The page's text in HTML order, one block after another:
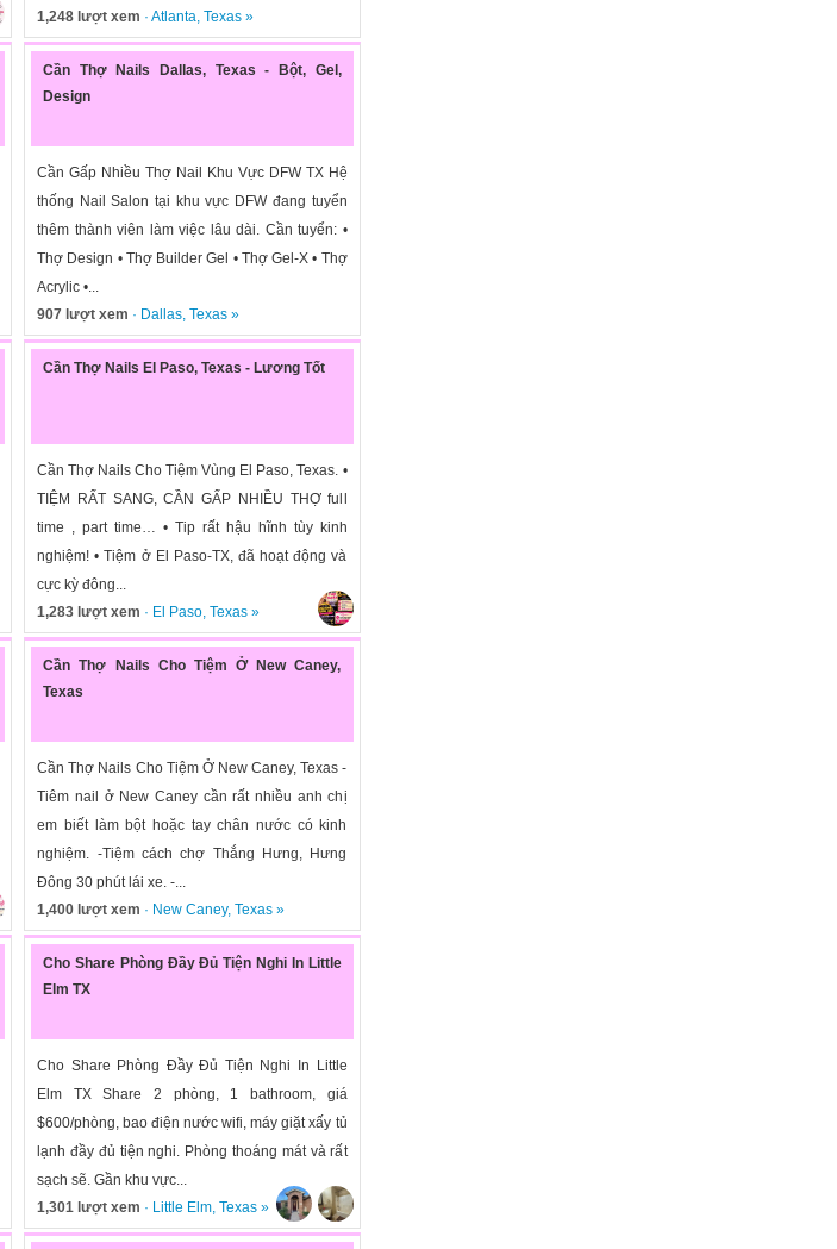
1,248 lượt xem ·Atlanta,Texas »
Cần Thợ Nails Dallas, Texas - Bột, Gel,
Design
Cần Gấp Nhiều Thợ Nail Khu Vực DFW TX Hệ
thống Nail Salon tại khu vực DFW đang tuyển
thêm thành viên làm việc lâu dài. Cần tuyển: •
Thợ Design • Thợ Builder Gel • Thợ Gel-X • Thợ
Acrylic •...
907 lượt xem · Dallas,Texas »
Cần Thợ Nails El Paso, Texas - Lương Tốt
Cần Thợ Nails Cho Tiệm Vùng El Paso, Texas. •
TIỆM RẤT SANG, CẦN GẤP NHIỀU THỢ full
time , part time… • Tip rất hậu hĩnh tùy kinh
nghiệm! • Tiệm ở El Paso-TX, đã hoạt động và
cực kỳ đông...
1,283 lượt xem · El Paso,Texas »
Cần Thợ Nails Cho Tiệm Ở New Caney,
Texas
Cần Thợ Nails Cho Tiệm Ở New Caney, Texas -
Tiêm nail ở New Caney cần rất nhiều anh chị
em biết làm bột hoặc tay chân nước có kinh
nghiệm. -Tiệm cách chợ Thắng Hưng, Hưng
Đông 30 phút lái xe. -...
1,400 lượt xem · New Caney,Texas »
Cho Share Phòng Đầy Đủ Tiện Nghi In Little
Elm TX
Cho Share Phòng Đầy Đủ Tiện Nghi In Little
Elm TX Share 2 phòng, 1 bathroom, giá
$600/phòng, bao điện nước wifi, máy giặt xấy tủ
lạnh đầy đủ tiện nghi. Phòng thoáng mát và rất
sạch sẽ. Gần khu vực...
1,301 lượt xem · Little Elm,Texas »